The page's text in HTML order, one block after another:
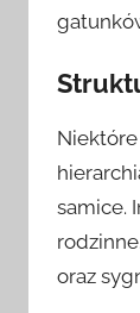
samice.
oraz